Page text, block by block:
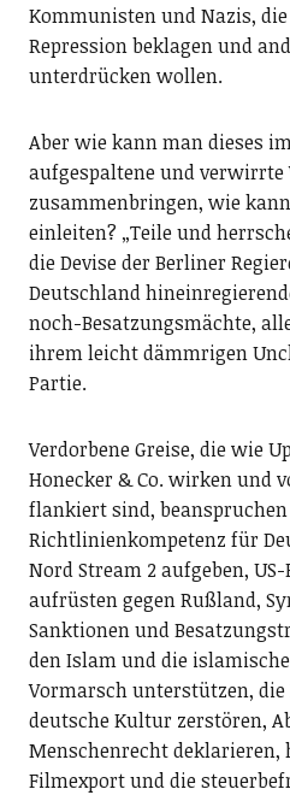
Kommunisten und Nazis,
Repression beklagen und
unterdrücken wollen.
Aber wie kann man dieses
aufgespaltene und verwirrte
zusammenbringen, wie
einleiten? „Teile und
die Devise der Berliner
Deutschland
noch-Besatzungsmächte,
ihrem leicht dämmrigen
Partie.
Verdorbene Greise, die wie
Honecker & Co. wirken und
flankiert sind,
Richtlinienkompetenz für
Nord Stream 2 aufgeben,
aufrüsten gegen Rußland,
Sanktionen und
den Islam und die
Vormarsch unterstützen,
deutsche Kultur zerstören,
Menschenrecht
Filmexport und die